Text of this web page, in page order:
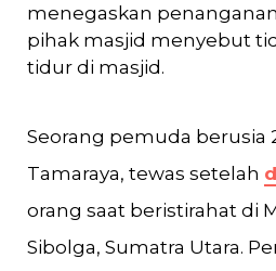
menegaskan
pihak masjid menyebut
tidur di masjid.
Seorang pemuda berusia
Tamaraya, tewas setelah
orang saat beristirahat di
Sibolga, Sumatra Utara.